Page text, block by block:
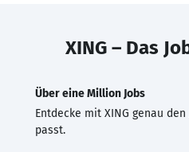
XING – Das
Über eine Million Jobs
Entdecke mit XING genau
passt.